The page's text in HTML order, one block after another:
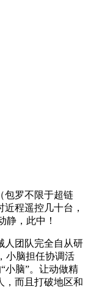
罗不限于超链
程遥控几十台，
静，此中！
团队完全自从研
小脑担任协调活
小脑”。让动做精
，而且打破地区和